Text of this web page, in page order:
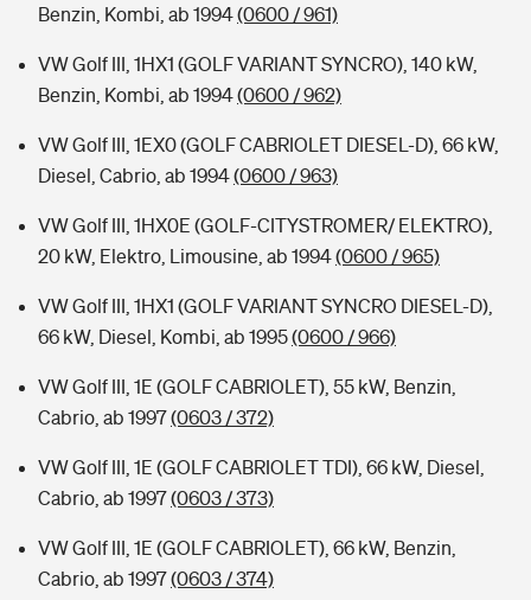
Benzin, Kombi, ab 1994(0600 / 961)
VW Golf III, 1HX1 (GOLF VARIANT SYNCRO), 140 kW,
Benzin, Kombi, ab 1994(0600 / 962)
VW Golf III, 1EX0 (GOLF CABRIOLET DIESEL-D), 66 kW,
Diesel, Cabrio, ab 1994(0600 / 963)
VW Golf III, 1HX0E (GOLF-CITYSTROMER/ ELEKTRO),
20 kW, Elektro, Limousine, ab 1994(0600 / 965)
VW Golf III, 1HX1 (GOLF VARIANT SYNCRO DIESEL-D),
66 kW, Diesel, Kombi, ab 1995(0600 / 966)
VW Golf III, 1E (GOLF CABRIOLET), 55 kW, Benzin,
Cabrio, ab 1997(0603 / 372)
VW Golf III, 1E (GOLF CABRIOLET TDI), 66 kW, Diesel,
Cabrio, ab 1997(0603 / 373)
VW Golf III, 1E (GOLF CABRIOLET), 66 kW, Benzin,
Cabrio, ab 1997(0603 / 374)